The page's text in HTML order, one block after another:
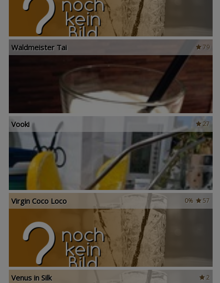
79
Waldmeister Tai
27
Vooki
57
0%
Virgin Coco Loco
2
Venus in Silk